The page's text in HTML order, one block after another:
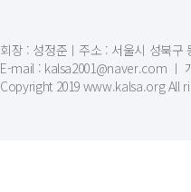
회장 : 성정준ㅣ주소 : 서울시 성북구
E-mail : kalsa2001@naver.com ㅣ
Copyright 2019 www.kalsa.org All